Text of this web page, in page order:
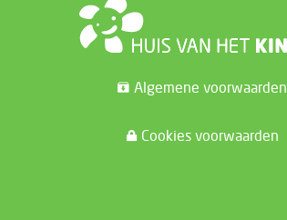
Algemene voorwaarden
Cookies voorwaarden